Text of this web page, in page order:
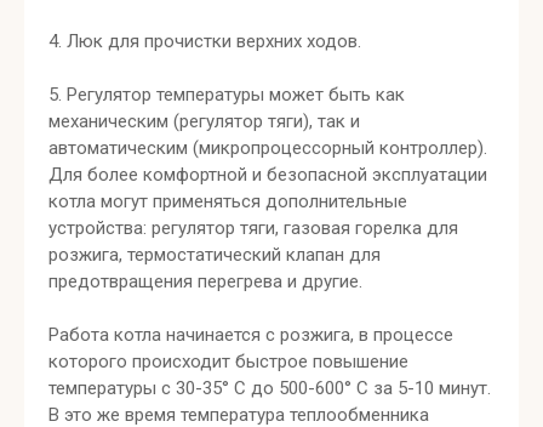
4. Люк для прочистки верхних ходов.
5. Регулятор температуры может быть как
механическим (регулятор тяги), так и
автоматическим (микропроцессорный контроллер).
Для более комфортной и безопасной эксплуатации
котла могут применяться дополнительные
устройства: регулятор тяги, газовая горелка для
розжига, термостатический клапан для
предотвращения перегрева и другие.
Работа котла начинается с розжига, в процессе
которого происходит быстрое повышение
температуры с 30-35° С до 500-600° С за 5-10 минут.
В это же время температура теплообменника